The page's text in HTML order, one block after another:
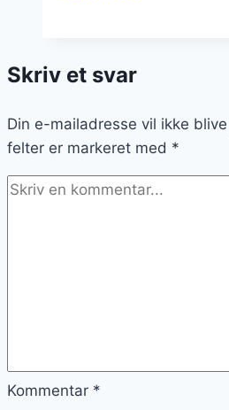
sukkerfri
Skriv et svar
Din e-mailadresse vil ikke
felter er markeret med *
Kommentar *